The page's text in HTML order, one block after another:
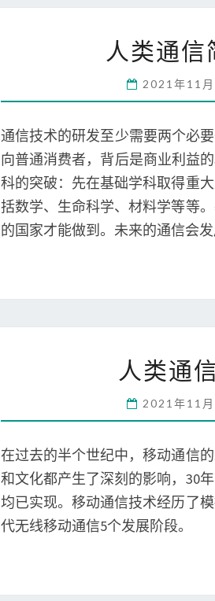
人类通
2021年11
通信技术的研发至少需要两个必
向普通消费者，背后是商业利益
科的突破：先在基础学科取得重
括数学、生命科学、材料学等等
的国家才能做到。未来的通信会发
人类通
2021年11
在过去的半个世纪中，移动通信
和文化都产生了深刻的影响，30
均已实现。移动通信技术经历了
代无线移动通信5个发展阶段。